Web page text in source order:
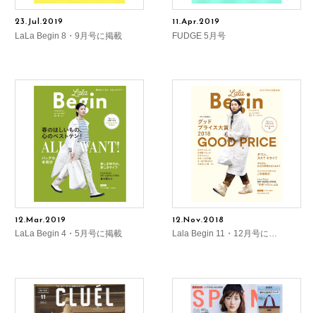
23.Jul.2019
LaLa Begin 8・9月号に掲載
11.Apr.2019
FUDGE 5月号
12.Mar.2019
LaLa Begin 4・5月号に掲載
12.Nov.2018
Lala Begin 11・12月号に…